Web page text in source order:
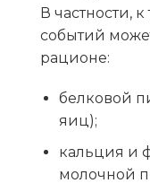
В частности,
событий
рационе:
белковой
яиц);
кальция и
молочной